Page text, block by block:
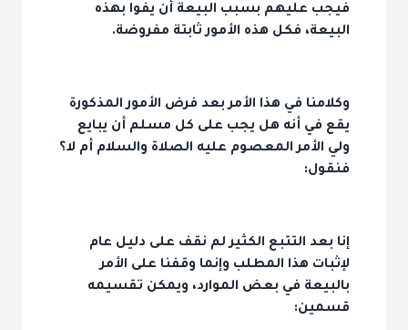
فيجب عليهم بسبب البيعة أن يفوا بهذه
البيعة، فكل هذه الأمور ثابتة مفروضة.
وكلامنا في هذا الأمر بعد فرض الأمور المذكورة
يقع في أنه هل يجب على كل مسلم أن يبايع
ولي الأمر المعصوم عليه الصلاة والسلام أم لا؟
فنقول:
إنا بعد التتبع الكثير لم نقف على دليل عام
لإثبات هذا المطلب وإنما وقفنا على الأمر
بالبيعة في بعض الموارد، ويمكن تقسيمه
قسمين: